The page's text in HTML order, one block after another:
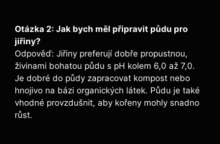
Otázka 2: Jak bych měl připravit půdu pro
jiřiny?
Odpověď: Jiřiny preferují dobře propustnou,
živinami bohatou půdu s pH kolem 6,0 až 7,0.
Je dobré do půdy zapracovat kompost nebo
hnojivo na bázi organických látek. Půdu je také
vhodné provzdušnit, aby kořeny mohly snadno
růst.